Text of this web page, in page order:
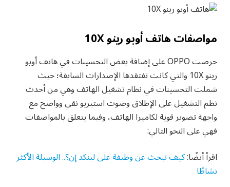
مواصفات هاتف أوبو رينو 10X
حرصت OPPO على إضافة بعض التحسينات في هاتف أوبو
رينو 10X والتي كانت تفتقدها الإصدارات السابقة؛ حيث
شملت التحسينات في نظام تشغيل الهاتف وهي من أحدث
نظم التشغيل على الإطلاق وصوت استيريو نقي وواضح مع
واجهة تصوير قوية لكاميرا الهاتف، وفيما يتعلق بالمواصفات
فهي على النحو التالي:
اقرأ أيضًا:كيف تبحث عن وظيفة على لينكد إن؟.. الوسيلة الأكثر
نشاطًا